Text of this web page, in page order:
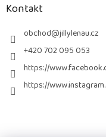
Kontakt
obchod@jillylenau.cz
+420 702 095 053
https://
https://